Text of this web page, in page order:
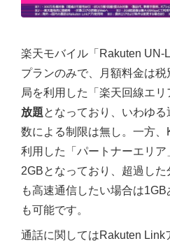
楽天モバイル「Rakuten UN-
プランのみで、月額料金は税
局を利用した「楽天回線エリ
放題となっており、いわゆ
数による制限は無し。一方
利用した「パートナーエリ
2GBとなっており、超過し
も高速通信したい場合は
も可能です。
通話に関してはRakuten Link